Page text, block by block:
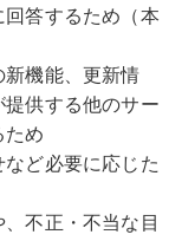
答するため（本
機能、更新情
供する他のサー
ため
ど必要に応じた
不正・不当な目